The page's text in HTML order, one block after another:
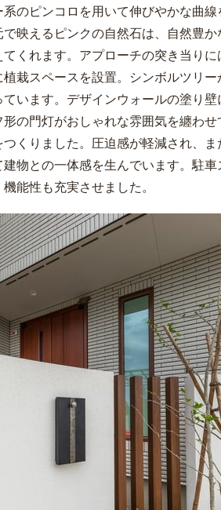
のピンコロを用いて伸びやかな曲
映えるピンクの自然石は、自然豊
くれます。アプローチの突き当り
栽スペースを設置。シンボルツリ
います。デザインウォールの塗り
の門灯がおしゃれな雰囲気を纏わ
くりました。圧迫感が軽減され、
物との一体感を生んでいます。駐
能性も充実させました。